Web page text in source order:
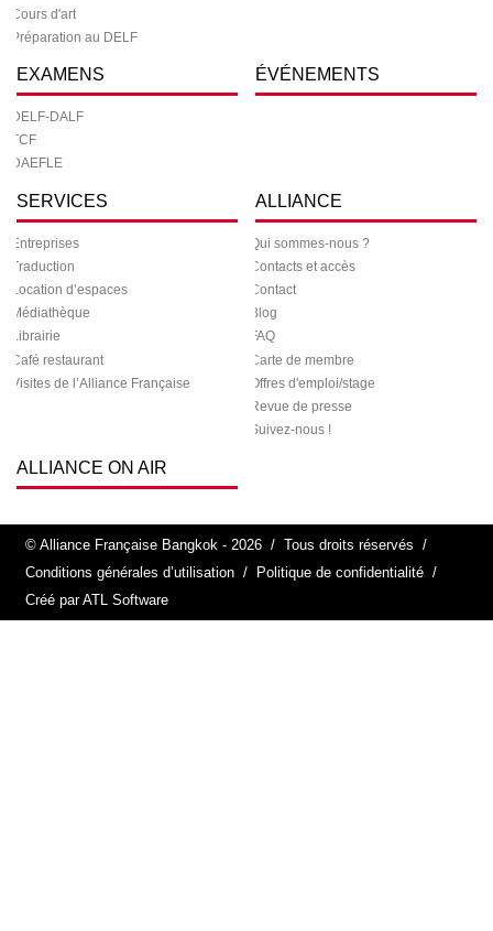
Cours d'art
Préparation au DELF
EXAMENS
DELF-DALF
TCF
DAEFLE
ÉVÉNEMENTS
SERVICES
Entreprises
Traduction
Location d’espaces
Médiathèque
Librairie
Café restaurant
Visites de l’Alliance Française
ALLIANCE
Qui sommes-nous ?
Contacts et accès
Contact
Blog
FAQ
Carte de membre
Offres d'emploi/stage
Revue de presse
Suivez-nous !
ALLIANCE ON AIR
© Alliance Française Bangkok - 2026 / Tous droits réservés /
Conditions générales d’utilisation / Politique de confidentialité /
Créé par ATL Software